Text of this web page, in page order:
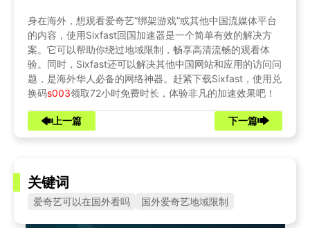
身在海外，想观看爱奇艺“绑架游戏”或其他中国流媒体平台
的内容，使用Sixfast回国加速器是一个简单有效的解决方
案。它可以帮助你绕过地域限制，畅享高清流畅的观看体
验。同时，Sixfast还可以解决其他中国网站和应用的访问问
题，是海外华人必备的网络神器。赶紧下载Sixfast，使用兑
换码s003领取72小时免费时长，体验非凡的加速效果吧！
上一篇 下一篇
关键词
爱奇艺可以在国外看吗 国外爱奇艺地域限制